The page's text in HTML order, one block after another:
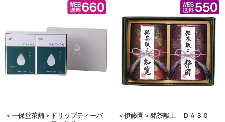
＜一保堂茶舖＞ドリップティーバ
＜伊藤園＞銘茶献上 ＤＡ３０